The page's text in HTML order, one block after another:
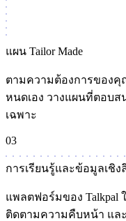
แผน Tailor Made
ตามความต้องการของคุ
หนดเอง วางแผนที่ตอบ
เฉพาะ
03
การเรียนรู้และข้อมูลเชิง
แพลตฟอร์มของ Talkpal
ติดตามความคืบหน้า แล